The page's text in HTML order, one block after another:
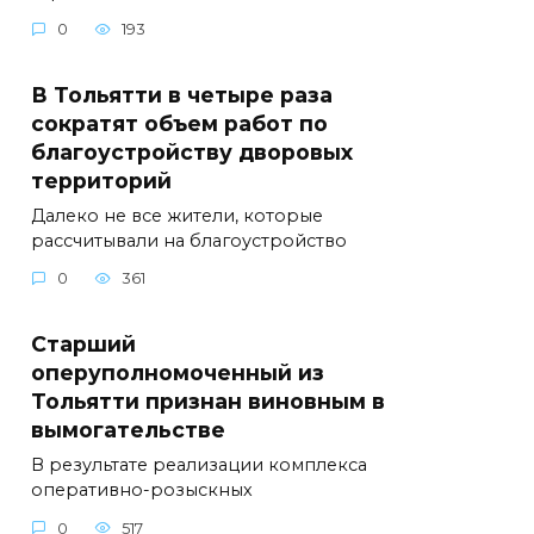
0 193
В Тольятти в четыре раза
сократят объем работ по
благоустройству дворовых
территорий
Далеко не все жители, которые
рассчитывали на благоустройство
0 361
Старший
оперуполномоченный из
Тольятти признан виновным в
вымогательстве
В результате реализации комплекса
оперативно-розыскных
0 517